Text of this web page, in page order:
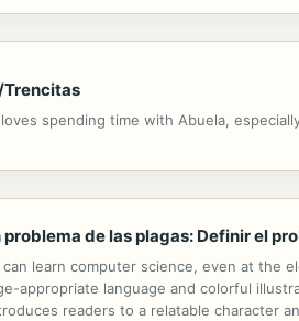
Trencitas
loves spending time with Abuela,
problema de las plagas: Definir el
can learn computer science, even at the
appropriate language and colorful
readers to a relatable character